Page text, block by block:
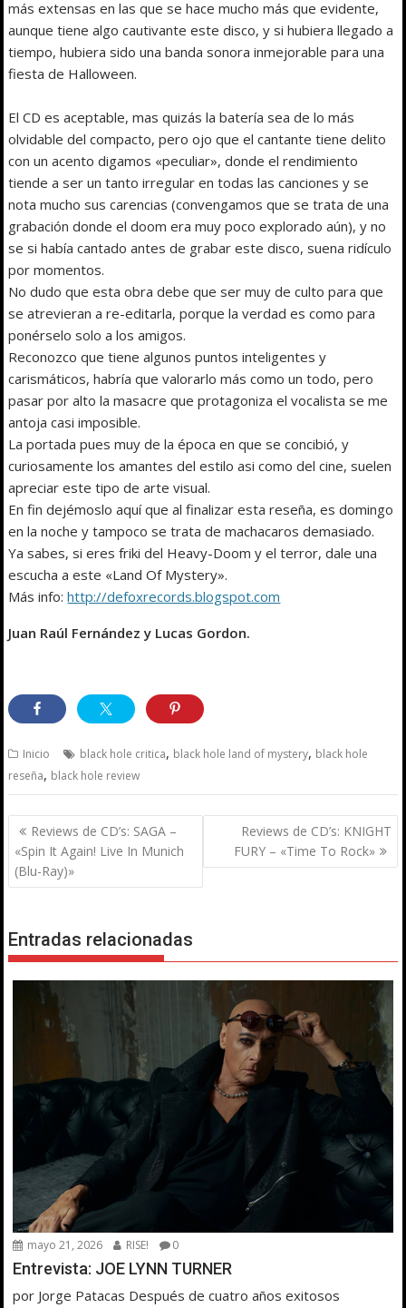
más extensas en las que se hace mucho más que evidente,
aunque tiene algo cautivante este disco, y si hubiera llegado a
tiempo, hubiera sido una banda sonora inmejorable para una
fiesta de Halloween.
El CD es aceptable, mas quizás la batería sea de lo más
olvidable del compacto, pero ojo que el cantante tiene delito
con un acento digamos «peculiar», donde el rendimiento
tiende a ser un tanto irregular en todas las canciones y se
nota mucho sus carencias (convengamos que se trata de una
grabación donde el doom era muy poco explorado aún), y no
se si había cantado antes de grabar este disco, suena ridículo
por momentos.
No dudo que esta obra debe que ser muy de culto para que
se atrevieran a re-editarla, porque la verdad es como para
ponérselo solo a los amigos.
Reconozco que tiene algunos puntos inteligentes y
carismáticos, habría que valorarlo más como un todo, pero
pasar por alto la masacre que protagoniza el vocalista se me
antoja casi imposible.
La portada pues muy de la época en que se concibió, y
curiosamente los amantes del estilo asi como del cine, suelen
apreciar este tipo de arte visual.
En fin dejémoslo aquí que al finalizar esta reseña, es domingo
en la noche y tampoco se trata de machacaros demasiado.
Ya sabes, si eres friki del Heavy-Doom y el terror, dale una
escucha a este «Land Of Mystery».
Más info:http://defoxrecords.blogspot.com
Juan Raúl Fernández y Lucas Gordon.
Inicio black hole critica, black hole land of mystery, black hole
reseña, black hole review
Navegación
de
entradas
Reviews de CD’s: SAGA –
«Spin It Again! Live In Munich
(Blu-Ray)»
Reviews de CD’s: KNIGHT
FURY – «Time To Rock»
Entradas relacionadas
mayo 21, 2026 RISE! 0
Entrevista: JOE LYNN TURNER
por Jorge Patacas Después de cuatro años exitosos